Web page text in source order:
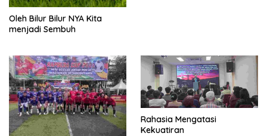
Oleh Bilur Bilur NYA Kita
menjadi Sembuh
Rahasia Mengatasi
Kekuatiran